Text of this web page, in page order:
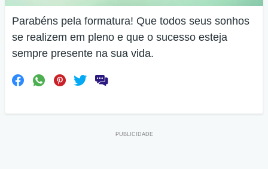
Parabéns pela formatura! Que todos seus sonhos
se realizem em pleno e que o sucesso esteja
sempre presente na sua vida.